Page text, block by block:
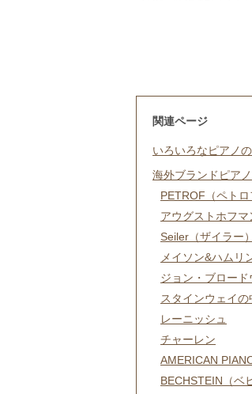
関連ページ
いろいろなピアノ
海外ブランドピアノ
PETROF（ペト
アウグストホフマ
Seiler（ザイラー）
メイソン&ハムリ
ジョン・ブロー
スタインウェイの
レーニッシュ
チャーレン
AMERICAN
BECHSTEIN（ベ